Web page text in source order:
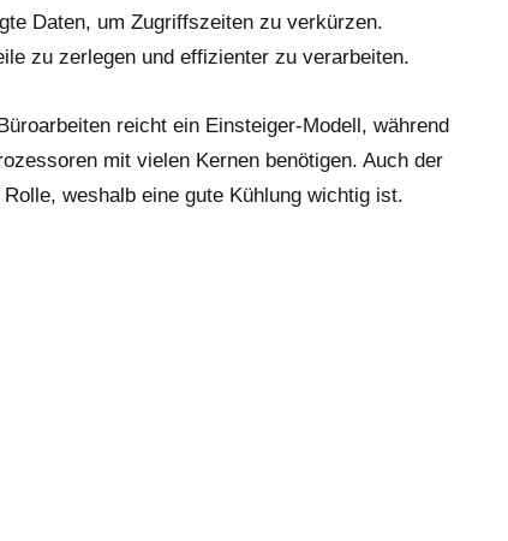
Daten, um Zugriffszeiten zu verkürzen.
zu zerlegen und effizienter zu verarbeiten.
reicht ein Einsteiger-Modell, während
mit vielen Kernen benötigen. Auch der
weshalb eine gute Kühlung wichtig ist.